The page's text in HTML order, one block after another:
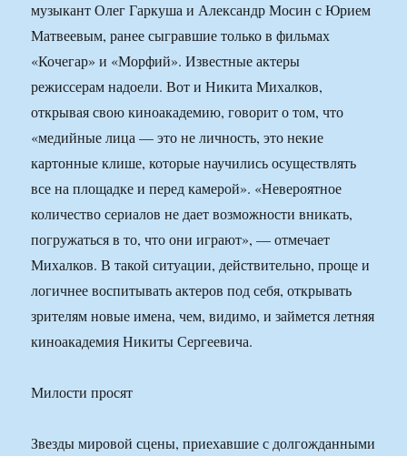
музыкант Олег Гаркуша и Александр Мосин с Юрием
Матвеевым, ранее сыгравшие только в фильмах
«Кочегар» и «Морфий». Известные актеры
режиссерам надоели. Вот и Никита Михалков,
открывая свою киноакадемию, говорит о том, что
«медийные лица — это не личность, это некие
картонные клише, которые научились осуществлять
все на площадке и перед камерой». «Невероятное
количество сериалов не дает возможности вникать,
погружаться в то, что они играют», — отмечает
Михалков. В такой ситуации, действительно, проще и
логичнее воспитывать актеров под себя, открывать
зрителям новые имена, чем, видимо, и займется летняя
киноакадемия Никиты Сергеевича.
Милости просят
Звезды мировой сцены, приехавшие с долгожданными